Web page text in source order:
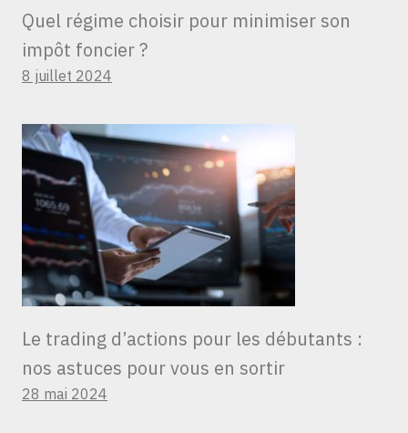
Quel régime choisir pour minimiser son
impôt foncier ?
8 juillet 2024
Le trading d’actions pour les débutants :
nos astuces pour vous en sortir
28 mai 2024